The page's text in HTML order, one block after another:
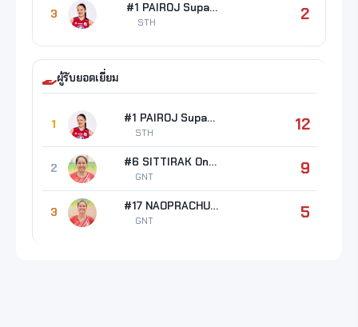
3 #1 PAIROJ Supattra
STH 2
ผู้รับยอดเยี่ยม
1 #1 PAIROJ Supattra
STH 12
2 #6 SITTIRAK Onuma
GNT 9
3 #17 NAOPRACHUN Jiratcha
GNT 5